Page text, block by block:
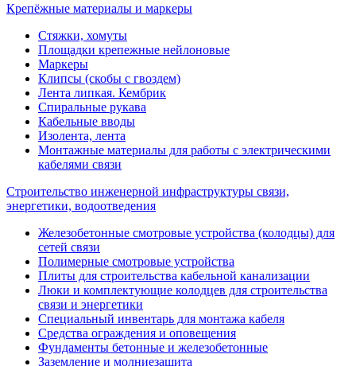
Крепёжные материалы и маркеры
Стяжки, хомуты
Площадки крепежные нейлоновые
Маркеры
Клипсы (скобы с гвоздем)
Лента липкая. Кембрик
Спиральные рукава
Кабельные вводы
Изолента, лента
Монтажные материалы для работы с электрическими
кабелями связи
Строительство инженерной инфраструктуры связи,
энергетики, водоотведения
Железобетонные смотровые устройства (колодцы) для
сетей связи
Полимерные смотровые устройства
Плиты для строительства кабельной канализации
Люки и комплектующие колодцев для строительства
связи и энергетики
Специальный инвентарь для монтажа кабеля
Средства ограждения и оповещения
Фундаменты бетонные и железобетонные
Заземление и молниезащита